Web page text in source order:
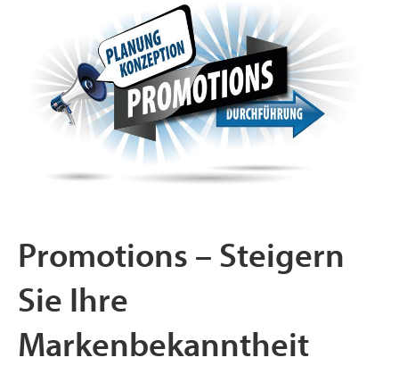
Promotions – Steigern
Sie Ihre
Markenbekanntheit